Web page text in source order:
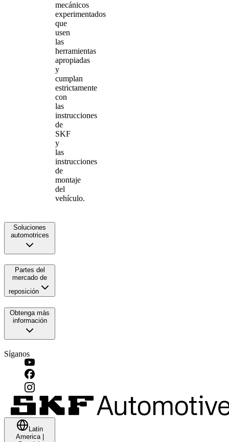
mecánicos
experimentados
que
usen
las
herramientas
apropiadas
y
cumplan
estrictamente
con
las
instrucciones
de
SKF
y
las
instrucciones
de
montaje
del
vehículo.
Soluciones
automotrices
Partes del
mercado de
reposición
Obtenga más
información
Síganos
Latin
America|